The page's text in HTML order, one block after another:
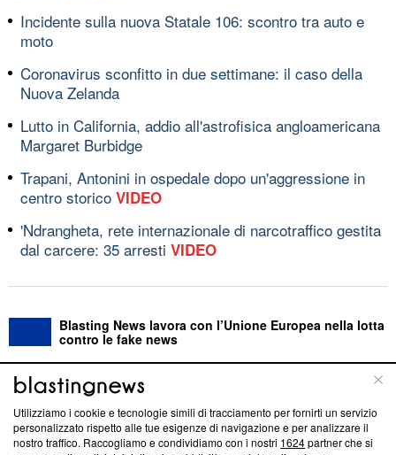
Incidente sulla nuova Statale 106: scontro tra auto e
moto
Coronavirus sconfitto in due settimane: il caso della
Nuova Zelanda
Lutto in California, addio all'astrofisica angloamericana
Margaret Burbidge
Trapani, Antonini in ospedale dopo un'aggressione in
centro storico VIDEO
'Ndrangheta, rete internazionale di narcotraffico gestita
dal carcere: 35 arresti VIDEO
Blasting News lavora con l’Unione Europea nella lotta
contro le fake news
ABOUT LINEA EDITORIALE
Questa sezione offre informazioni trasparenti su Blasting
Utilizziamo i cookie e tecnologie simili di tracciamento per fornirti un servizio
personalizzato rispetto alle tue esigenze di navigazione e per analizzare il
nostro traffico. Raccogliamo e condividiamo con i nostri 1624partner che si